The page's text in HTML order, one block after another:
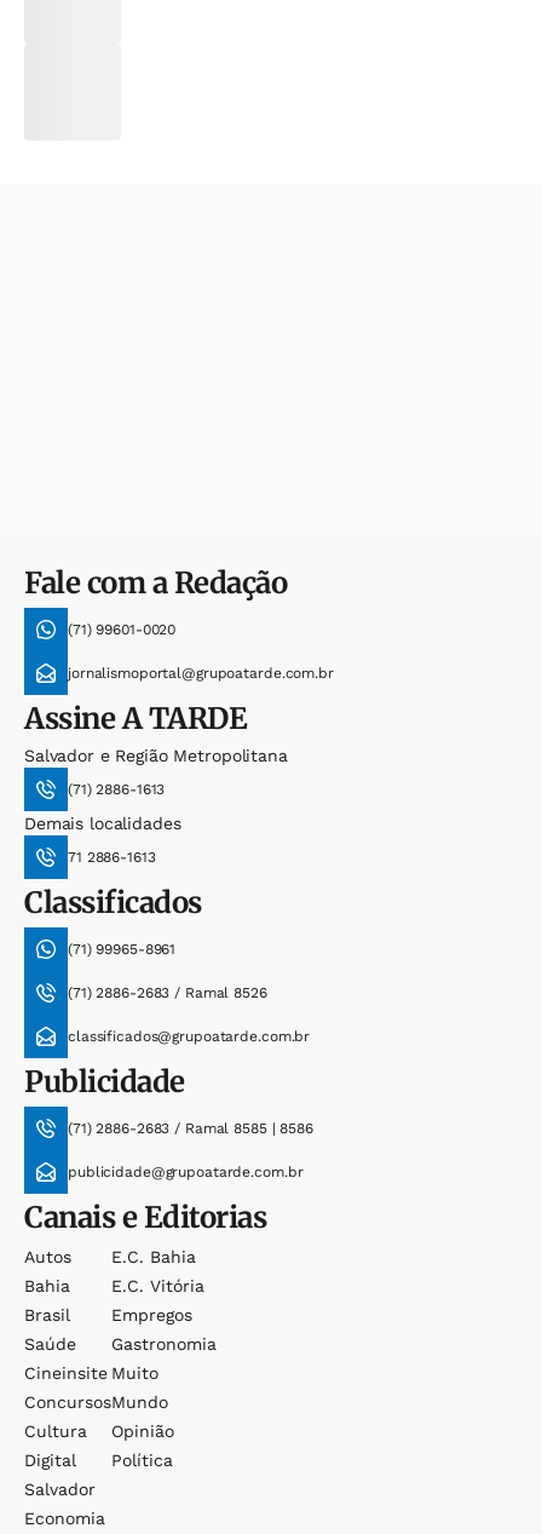
Fale com a Redação
(71) 99601-0020
jornalismoportal@grupoatarde.com.br
AssineA TARDE
Salvador e Região Metropolitana
(71) 2886-1613
Demais localidades
71 2886-1613
Classificados
(71) 99965-8961
(71) 2886-2683 / Ramal 8526
classificados@grupoatarde.com.br
Publicidade
(71) 2886-2683 / Ramal 8585 | 8586
publicidade@grupoatarde.com.br
Canais e Editorias
Autos
Bahia
Brasil
Saúde
Cineinsite
Concursos
Cultura
Digital
Salvador
Economia
E.c. Bahia
E.c. Vitória
Empregos
Gastronomia
Muito
Mundo
Opinião
Política